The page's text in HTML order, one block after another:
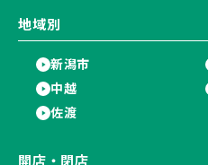
地域別
新潟市
中越
佐渡
開店・閉店